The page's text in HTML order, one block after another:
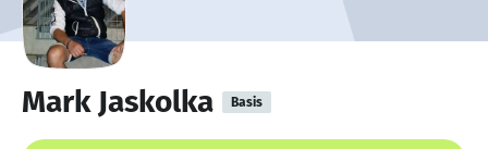
Mark Jaskolka Basis